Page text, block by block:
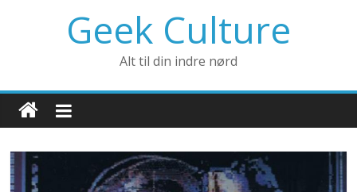
Geek Culture
Alt til din indre nørd